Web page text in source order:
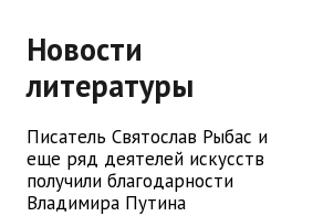
Новости
литературы
Писатель Святослав Рыбас и
еще ряд деятелей искусств
получили благодарности
Владимира Путина